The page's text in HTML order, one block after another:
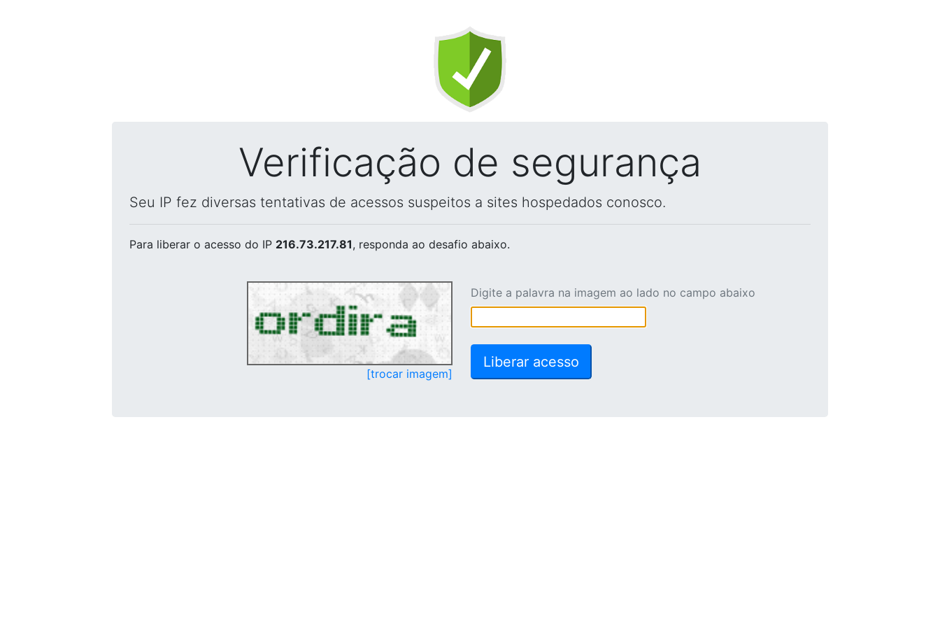
Verificação de segurança
Seu IP fez diversas tentativas de acessos suspeitos a sites hospedados conosco.
Para liberar o acesso do IP 216.73.217.81, responda ao desafio abaixo.
[trocar imagem]
Digite a palavra na imagem ao lado no campo abaixo